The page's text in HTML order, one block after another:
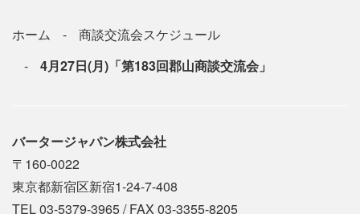
ホーム
商談交流会スケジュール
4月27日(月)「第183回郡山商談交流会」
バータージャパン株式会社
〒160-0022
東京都新宿区新宿1-24-7-408
TEL 03-5379-3965 / FAX 03-3355-8205